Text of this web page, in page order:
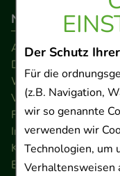
Der Schutz
Für die
(z.B. Navigation,
wir so genannte
verwenden wir
Technologien, um
Verhaltensweisen
Navigation
AGB
Datenschutz
Widerrufsrecht
Versandkosten
FAQ
Impressum
Kontakt